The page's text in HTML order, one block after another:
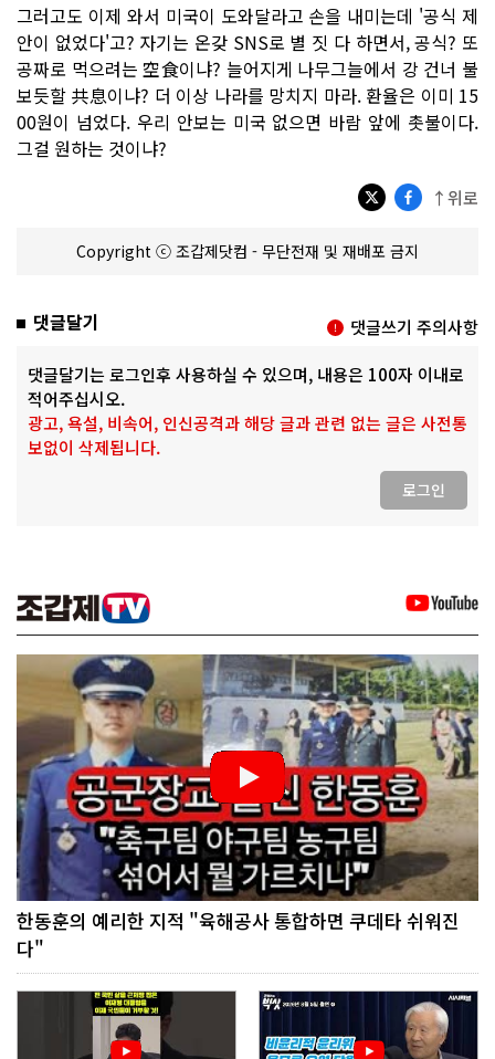
그러고도 이제 와서 미국이 도와달라고 손을 내미는데 '공식 제
안이 없었다'고? 자기는 온갖 SNS로 별 짓 다 하면서, 공식? 또
공짜로 먹으려는 空食이냐? 늘어지게 나무그늘에서 강 건너 불
보듯할 共息이냐? 더 이상 나라를 망치지 마라. 환율은 이미 15
00원이 넘었다. 우리 안보는 미국 없으면 바람 앞에 촛불이다.
그걸 원하는 것이냐?
↑위로
Copyright ⓒ 조갑제닷컴 - 무단전재 및 재배포 금지
댓글달기 댓글쓰기 주의사항
댓글달기는 로그인후 사용하실 수 있으며, 내용은 100자 이내로
적어주십시오.
광고, 욕설, 비속어, 인신공격과 해당 글과 관련 없는 글은 사전통
보없이 삭제됩니다.
로그인
한동훈의 예리한 지적 "육해공사 통합하면 쿠데타 쉬워진
다"